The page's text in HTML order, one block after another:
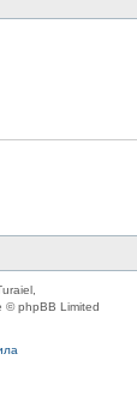
© phpBB Limited